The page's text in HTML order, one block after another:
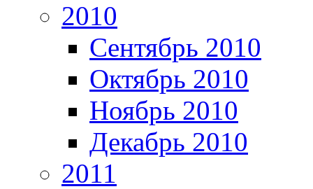
2010
Сентябрь 2010
Октябрь 2010
Ноябрь 2010
Декабрь 2010
2011